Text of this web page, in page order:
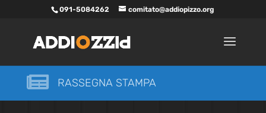
091-5084262 comitato@addiopizzo.org
 RASSEGNA STAMPA